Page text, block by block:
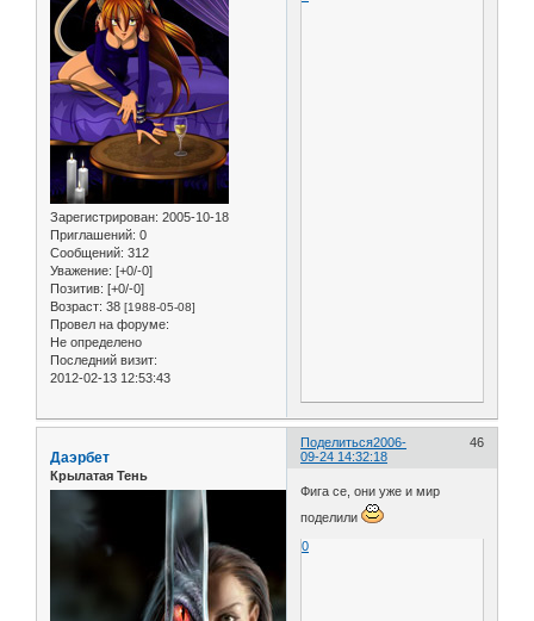
Зарегистрирован: 2005-10-18
Приглашений: 0
Сообщений: 312
Уважение: [+0/-0]
Позитив: [+0/-0]
Возраст: 38 [1988-05-08]
Провел на форуме:
Не определено
Последний визит:
2012-02-13 12:53:43
Поделиться 46
2006-
09-24 14:32:18
Даэрбет
Крылатая Тень
Фига се, они уже и мир
поделили
0